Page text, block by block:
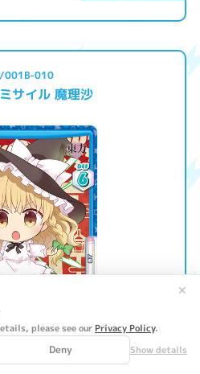
please see our Privacy Policy.
Deny Show details
✕
001B-010
サイル 魔理沙